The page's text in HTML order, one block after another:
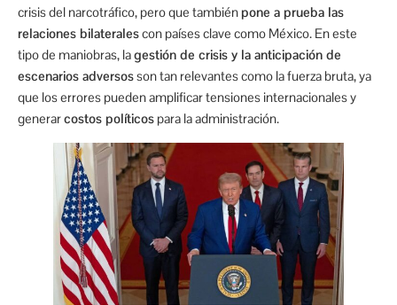
crisis del narcotráfico, pero que también pone a prueba las
relaciones bilateralescon países clave como México. En este
tipo de maniobras, lagestión de crisis y la anticipación de
escenarios adversosson tan relevantes como la fuerza bruta, ya
que los errores pueden amplificar tensiones internacionales y
generarcostos políticos para la administración.